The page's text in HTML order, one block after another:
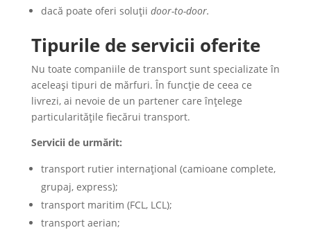
dacă poate oferi soluții door-to-door.
Tipurile de servicii oferite
Nu toate companiile de transport sunt specializate în
aceleași tipuri de mărfuri. În funcție de ceea ce
livrezi, ai nevoie de un partener care înțelege
particularitățile fiecărui transport.
Servicii de urmărit:
transport rutier internațional (camioane complete,
grupaj, express);
transport maritim (FCL, LCL);
transport aerian;